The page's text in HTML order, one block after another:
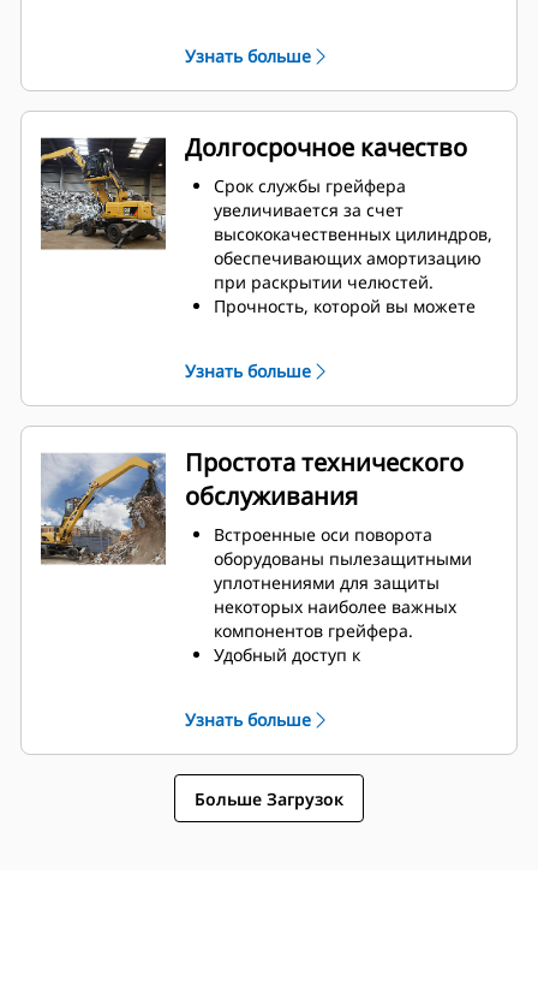
оптимальных настроек
производительности захвата в
целях максимального улучшения
машины и грейфера.
Узнать больше
Долгосрочное качество
Срок службы грейфера
увеличивается за счет
высококачественных цилиндров,
обеспечивающих амортизацию
при раскрытии челюстей.
Прочность, которой вы можете
наконечники изготовлены из
высококачественной стали,
устойчивой к истиранию и
металлических поверхностей.
Узнать больше
Простота технического
обслуживания
Встроенные оси поворота
оборудованы пылезащитными
уплотнениями для защиты
некоторых наиболее важных
компонентов грейфера.
Удобный доступ к
технического обслуживания,
чтобы можно было больше
времени уделить перемещению
материалов.
Узнать больше
Больше Загрузок